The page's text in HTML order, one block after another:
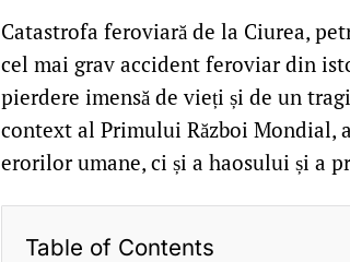
Catastrofa feroviară de la Ciurea,
cel mai grav accident feroviar din
pierdere imensă de vieți și de un
context al Primului Război Mondial,
erorilor umane, ci și a haosului și a
Table of Contents